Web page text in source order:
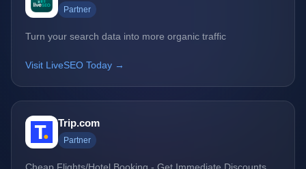
Partner
Turn your search data into more organic traffic
Visit LiveSEO Today →
Trip.com
Partner